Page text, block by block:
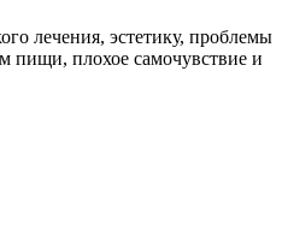
лечения, эстетику, проблемы
пищи, плохое самочувствие и